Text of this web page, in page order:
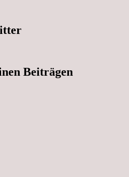
Beiträgen